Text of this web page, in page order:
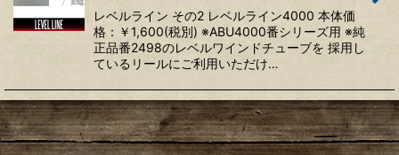
レベルライン その2 レベルライン4000 本体価
格：￥1,600(税別) ※ABU4000番シリーズ用 ※純
正品番2498のレベルワインドチューブを 採用し
ているリールにご利用いただけ…